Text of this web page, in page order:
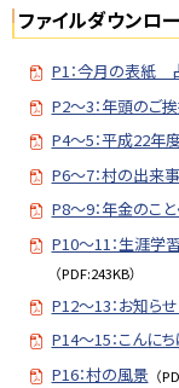
当
窓
ファイルダウンロ
P1：今月の表紙
P2〜3：年頭のご
P4〜5：平成22年
P6〜7：村の出来
P8〜9：年金のこ
P10〜11：生涯学
（PDF:243KB）
P12〜13：お知ら
P14〜15：こんに
P16：村の風景 （